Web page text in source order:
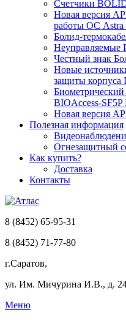
Счетчики
Новая версия
работы ОС Astra
Болид-
Неуправляемые
Честный знак
Новые
защиты корпуса
BIOAccess-SF5P
Новая версия
Полезная информация
Огнезащитный
Как купить?
Доставка
Контакты
8 (8452) 65-95-31
8 (8452) 71-77-80
г.Саратов,
ул. Им. Мичурина И.В., д.
Меню